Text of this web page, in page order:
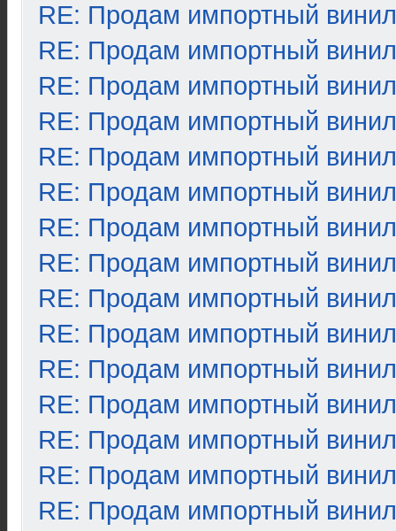
RE: Продам импортный винил
RE: Продам импортный винил
RE: Продам импортный винил
RE: Продам импортный винил
RE: Продам импортный винил
RE: Продам импортный винил
RE: Продам импортный винил
RE: Продам импортный винил
RE: Продам импортный винил
RE: Продам импортный винил
RE: Продам импортный винил
RE: Продам импортный винил
RE: Продам импортный винил
RE: Продам импортный винил
RE: Продам импортный винил